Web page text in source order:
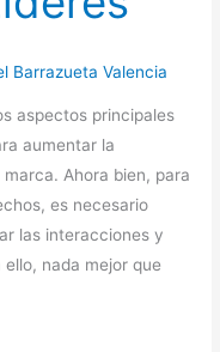
Barrazueta Valencia
aspectos principales
aumentar la
Ahora bien, para
es necesario
las interacciones y
nada mejor que